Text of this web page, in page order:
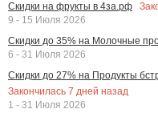
Скидки на фрукты в 4за.рф
9 - 15 Июля 2026
Скидки до 35% на Молочные
6 - 31 Июля 2026
Скидки до 27% на Продукты
Закончилась 7 дней назад
1 - 31 Июля 2026